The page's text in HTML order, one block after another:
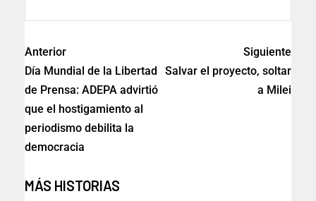
Anterior
Día Mundial de la Libertad
de Prensa: ADEPA advirtió
que el hostigamiento al
periodismo debilita la
democracia
Siguiente
Salvar el proyecto, soltar
a Milei
MÁS HISTORIAS